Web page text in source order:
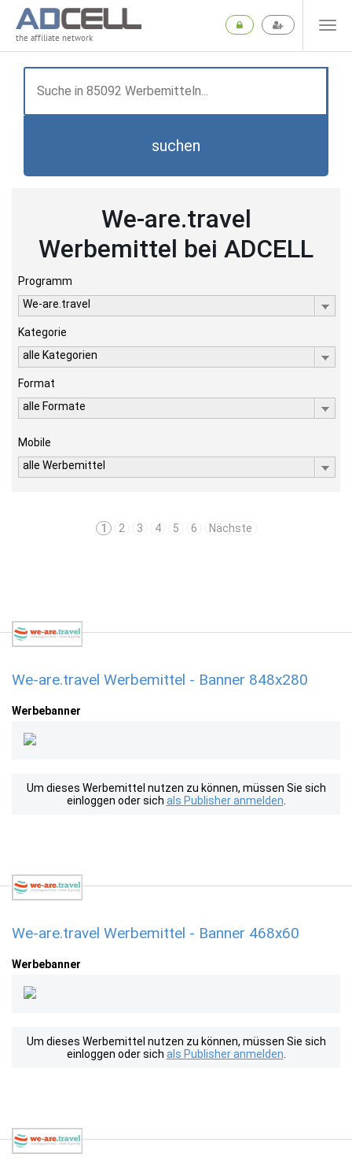
the affiliate network
suchen
We-are.travel
Werbemittel bei ADCELL
Programm
We-are.travel
Kategorie
alle Kategorien
Format
alle Formate
Mobile
alle Werbemittel
1 2 3 4 5 6 Nächste
We-are.travel Werbemittel - Banner 848x280
Werbebanner
Um dieses Werbemittel nutzen zu können, müssen Sie sich
einloggen oder sich als Publisher anmelden
We-are.travel Werbemittel - Banner 468x60
Werbebanner
Um dieses Werbemittel nutzen zu können, müssen Sie sich
einloggen oder sich als Publisher anmelden